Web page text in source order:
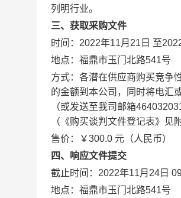
列明行业。
三、获取采购文件
时间：2022年11月21日 至
地点：福鼎市玉门北路541号
方式：各潜在供应商购买竞争
的金额到本公司，同时将电汇
（或发送至我司邮箱
（《购买谈判文件登记表》见
售价：￥300.0 元（人民币）
四、响应文件提交
截止时间：2022年11月24日
地点：福鼎市玉门北路541号